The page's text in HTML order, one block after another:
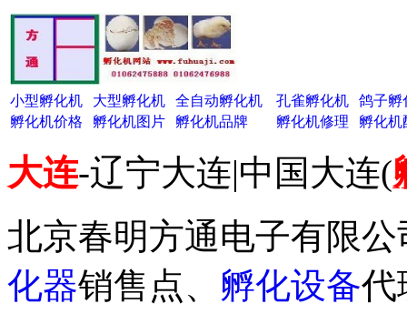
小型孵化机 大型孵化机 全自动孵化机 孔雀孵化机
鸽子孵
孵化机价格
孵化机图片 孵化机品牌 孵化机修理 孵化机
大连-辽宁大连|中国大连(
北京春明方通电子有限公
化器销售点、 孵化设备代